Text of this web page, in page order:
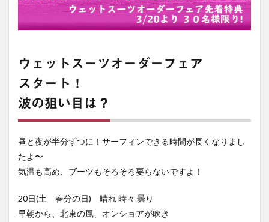
ウェットスーツオーダーフェア
スタート！
波の狙い目は？
昼と夜が半分ずつに！サーフィンできる時間が長くなりまし
たよ〜
気温も高め、ブーツもそろそろ要らないですよ！
20日(土 春分の日) 晴れ 時々 曇り
早朝から、北東の風、オンショアが吹き